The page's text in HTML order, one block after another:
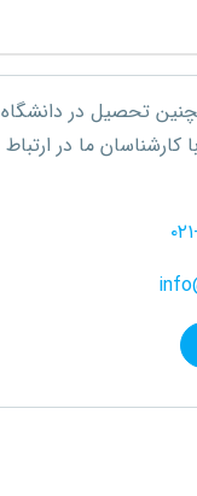
تحصیل در دانشگاه
با کارشناسان ما در ارتباط